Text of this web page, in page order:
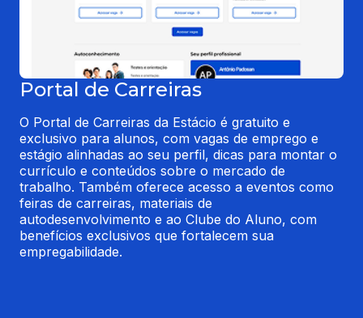
Portal de Carreiras
O Portal de Carreiras da Estácio é gratuito e
exclusivo para alunos, com vagas de emprego e
estágio alinhadas ao seu perfil, dicas para montar o
currículo e conteúdos sobre o mercado de
trabalho. Também oferece acesso a eventos como
feiras de carreiras, materiais de
autodesenvolvimento e ao Clube do Aluno, com
benefícios exclusivos que fortalecem sua
empregabilidade.